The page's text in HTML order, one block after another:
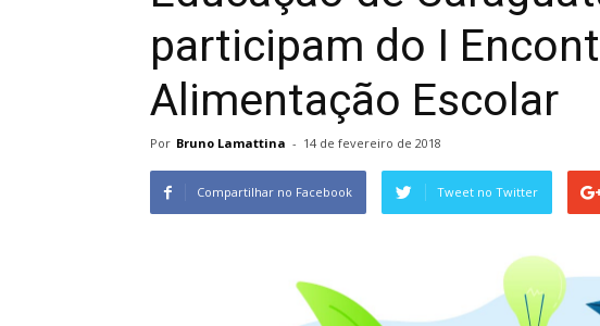
participam do I
Alimentação Escolar
Por Bruno Lamattina - 14 de fevereiro de 2018
Compartilhar no Facebook Tweet no Twitter